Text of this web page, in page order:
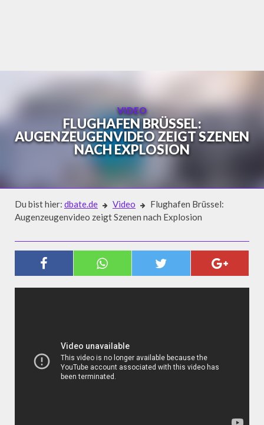
VIDEO
FLUGHAFEN BRÜSSEL:
AUGENZEUGENVIDEO ZEIGT SZENEN
NACH EXPLOSION
Du bist hier: dbate.de Video
Flughafen Brüssel:
Augenzeugenvideo zeigt Szenen nach Explosion
FLUGHAFEN BRÜSSEL:
AUGENZEUGENVIDEO ZEIGT
SZENEN NACH EXPLOSION